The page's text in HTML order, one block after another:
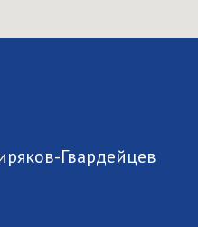
Гвардейцев